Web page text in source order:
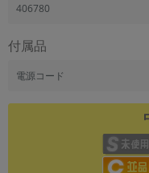
406780
付属品
電源コード